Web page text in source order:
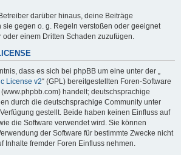
darüber hinaus, deine Beiträge
sie gegen o. g. Regeln verstoßen oder geeignet
einem Dritten Schaden zuzufügen.
dass es sich bei phpBB um eine unter der „
License v2“ (GPL) bereitgestellten Foren-Software
handelt; deutschsprachige
durch die deutschsprachige Community unter
gestellt. Beide haben keinen Einfluss auf
die Software verwendet wird. Sie können
der Software für bestimmte Zwecke nicht
Inhalte fremder Foren Einfluss nehmen.